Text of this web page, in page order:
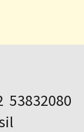
53832080